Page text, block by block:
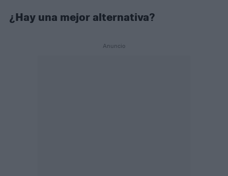
¿Hay una mejor alternativa?